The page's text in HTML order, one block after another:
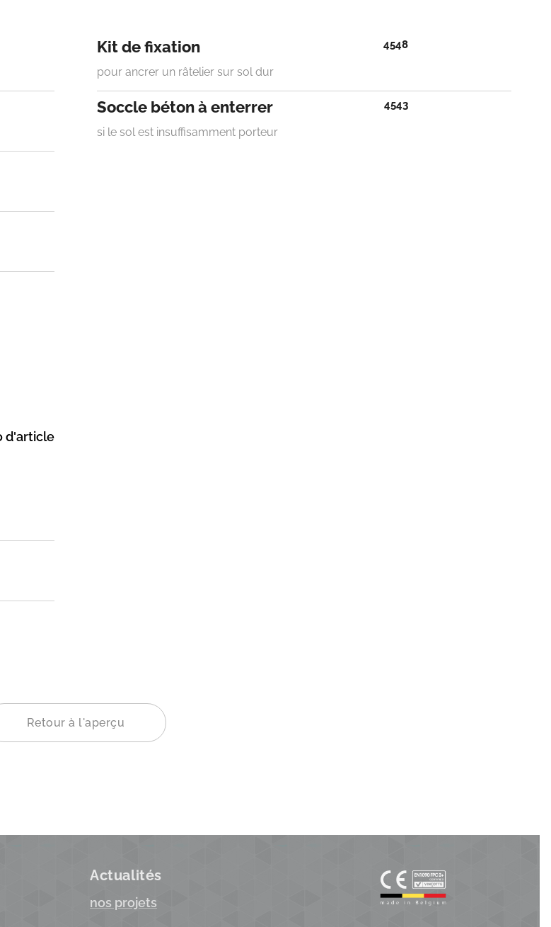
d'article
Kit de fixation
pour ancrer un râtelier sur sol dur
4548
Soccle béton à enterrer
si le sol est insuffisamment porteur
4543
Retour à l'aperçu
Actualités
nos projets